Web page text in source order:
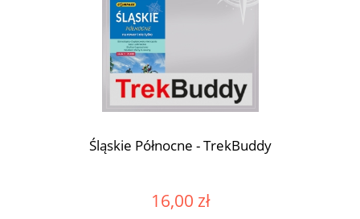
Śląskie Północne - TrekBuddy
16,00 zł